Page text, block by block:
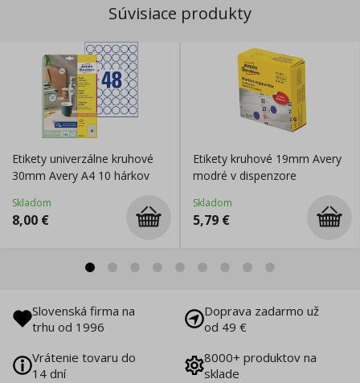
Súvisiace produkty
Etikety univerzálne kruhové
30mm Avery A4 10 hárkov
Skladom
8,00 €
Etikety kruhové 19mm Avery
modré v dispenzore
Skladom
5,79 €
Slovenská firma na
trhu od 1996
Doprava zadarmo už
od 49 €
Vrátenie tovaru do
14 dní
8000+ produktov na
sklade